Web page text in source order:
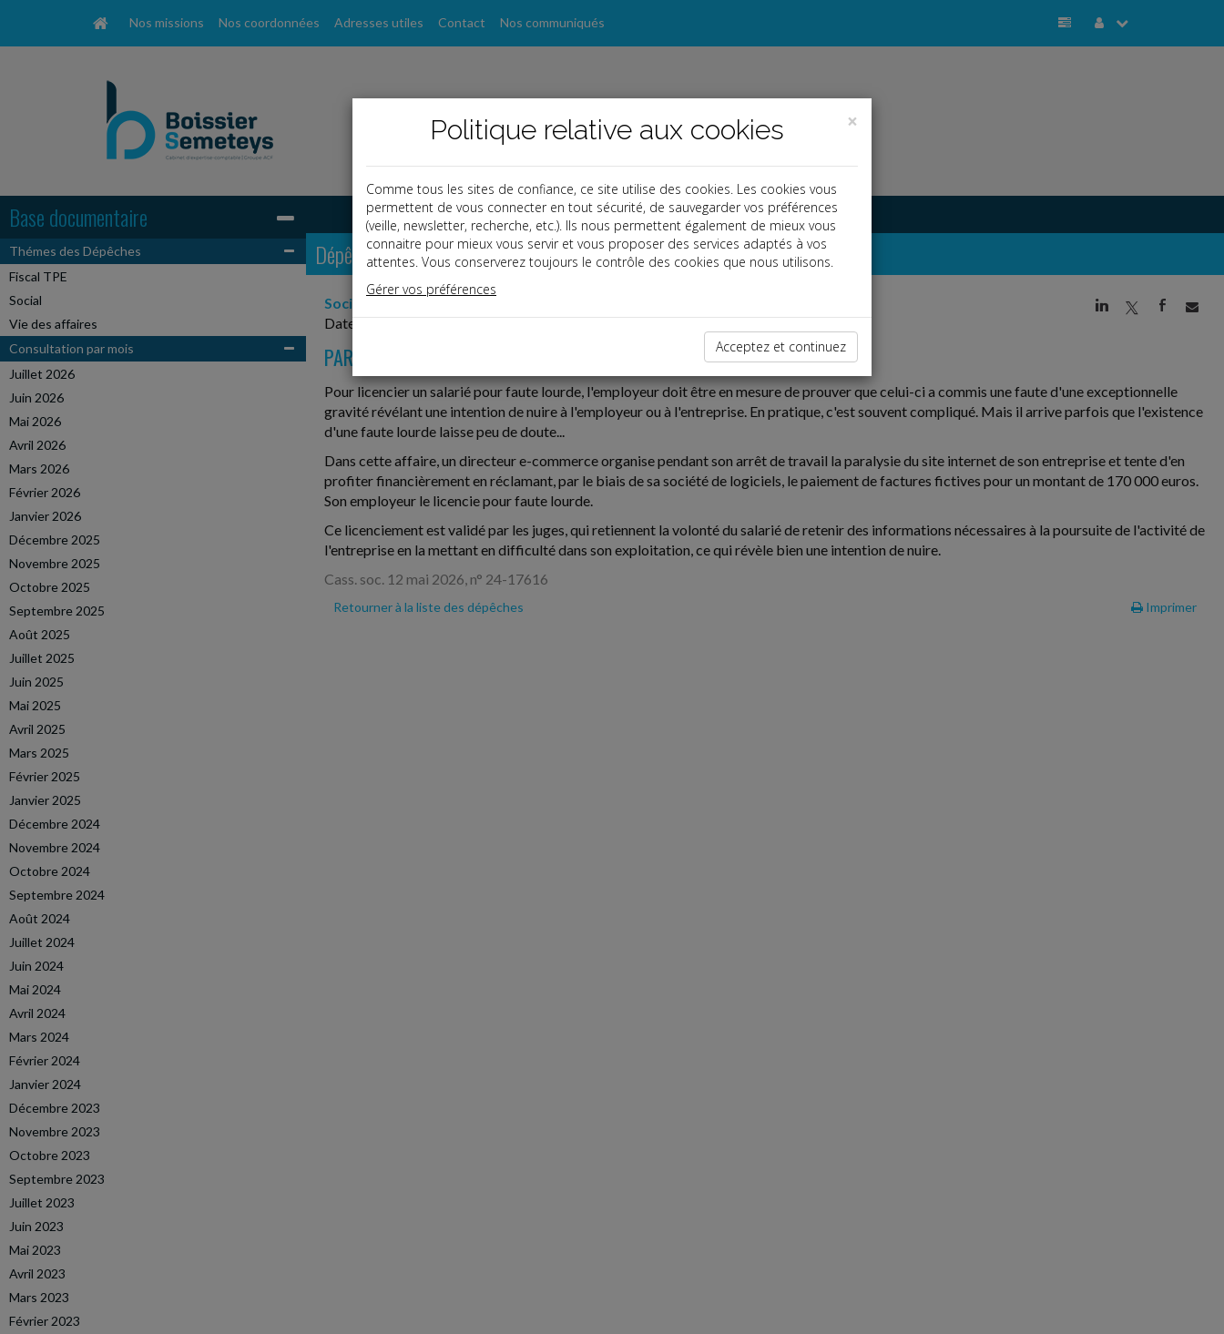
Nos missions Nos coordonnées Adresses utiles Contact Nos communiqués
Base documentaire
Thémes des Dépêches
Fiscal TPE
Social
Vie des affaires
Consultation par mois
Juillet 2026
Juin 2026
Mai 2026
Avril 2026
Mars 2026
Février 2026
Janvier 2026
Décembre 2025
Novembre 2025
Octobre 2025
Septembre 2025
Août 2025
Juillet 2025
Juin 2025
Mai 2025
Avril 2025
Mars 2025
Février 2025
Janvier 2025
Décembre 2024
Novembre 2024
Octobre 2024
Septembre 2024
Août 2024
Juillet 2024
Juin 2024
Mai 2024
Avril 2024
Mars 2024
Février 2024
Janvier 2024
Décembre 2023
Novembre 2023
Octobre 2023
Septembre 2023
Juillet 2023
Juin 2023
Mai 2023
Avril 2023
Mars 2023
Février 2023
Dépêches
j a b
Social
Date: 2026-06-03
PARALYSIE DU SITE WEB PAR LE DIRECTEUR E-COMMERCE
Pour licencier un salarié pour faute lourde, l'employeur doit être en mesure de prouver que celui-ci a commis une faute d'une exceptionnelle
gravité révélant une intention de nuire à l'employeur ou à l'entreprise. En pratique, c'est souvent compliqué. Mais il arrive parfois que l'existence
d'une faute lourde laisse peu de doute...
Dans cette affaire, un directeur e-commerce organise pendant son arrêt de travail la paralysie du site internet de son entreprise et tente d'en
profiter financièrement en réclamant, par le biais de sa société de logiciels, le paiement de factures fictives pour un montant de 170 000 euros.
Son employeur le licencie pour faute lourde.
Ce licenciement est validé par les juges, qui retiennent la volonté du salarié de retenir des informations nécessaires à la poursuite de l'activité de
l'entreprise en la mettant en difficulté dans son exploitation, ce qui révèle bien une intention de nuire.
Cass. soc. 12 mai 2026, n° 24-17616
Retourner à la liste des dépêches Imprimer
×
Politique relative aux cookies
Comme tous les sites de confiance, ce site utilise des cookies. Les cookies vous
permettent de vous connecter en tout sécurité, de sauvegarder vos préférences
(veille, newsletter, recherche, etc.). Ils nous permettent également de mieux vous
connaitre pour mieux vous servir et vous proposer des services adaptés à vos
attentes. Vous conserverez toujours le contrôle des cookies que nous utilisons.
Gérer vos préférences
Acceptez et continuez